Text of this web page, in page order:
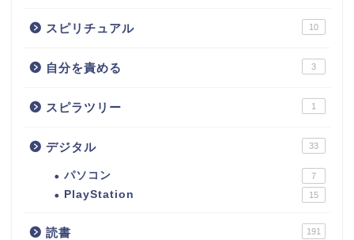
スピリチュアル 10
自分を責める 3
スピラツリー 1
デジタル 33
パソコン 7
PlayStation 15
読書 191